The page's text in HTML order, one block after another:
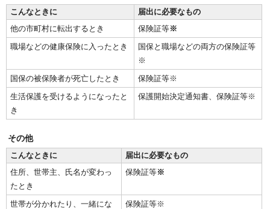
こんなときに
届出に必要なもの
他の市町村に転出するとき
保険証等※
職場などの健康保険に入ったとき
国保と職場などの両方の保険証等
※
国保の被保険者が死亡したとき
保険証等※
生活保護を受けるようになったと
き
保護開始決定通知書、保険証等※
その他
こんなときに
届出に必要なもの
住所、世帯主、氏名が変わっ
たとき
保険証等※
世帯が分かれたり、一緒にな
保険証等※